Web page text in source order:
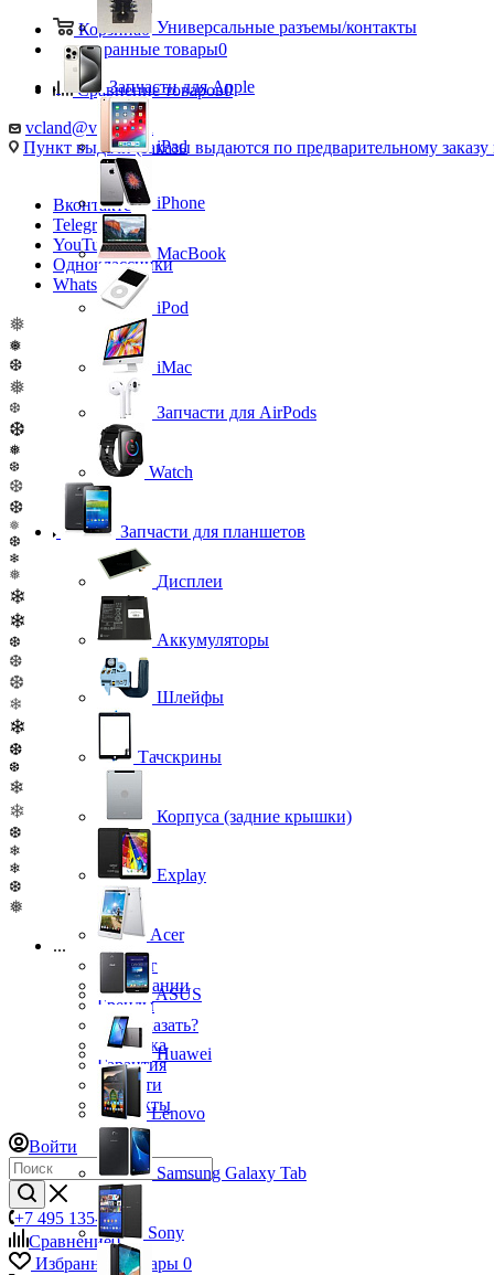
Корзина0
Избранные товары0
Сравнение товаров0
vcland@vcland.ru
Пункт выдачи (заказы выдаются по предварительному заказу
Вконтакте
Telegram
YouTube
Одноклассники
WhatsApp
❅
❅
❆
❅
❆
❆
❅
❆
❆
❆
❅
❆
❄
❅
❄
❄
❆
❆
❆
❄
❄
❆
❆
❄
❄
❆
❄
❄
❆
❅
...
Каталог
О компании
Бренды
Как заказать?
Доставка
Гарантия
Новости
Контакты
Войти
+7 495 135-39-43
Сравнение0
Избранные товары 0
Универсальные разъемы/контакты
Запчасти для Apple
iPad
iPhone
MacBook
iPod
iMac
Запчасти для AirPods
Watch
Запчасти для планшетов
Дисплеи
Аккумуляторы
Шлейфы
Тачскрины
Корпуса (задние крышки)
Explay
Acer
ASUS
Huawei
Lenovo
Samsung Galaxy Tab
Sony